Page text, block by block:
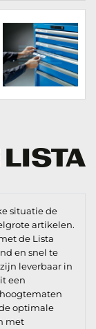
situatie de
artikelen.
de Lista
en snel te
leverbaar in
een
optimale
met